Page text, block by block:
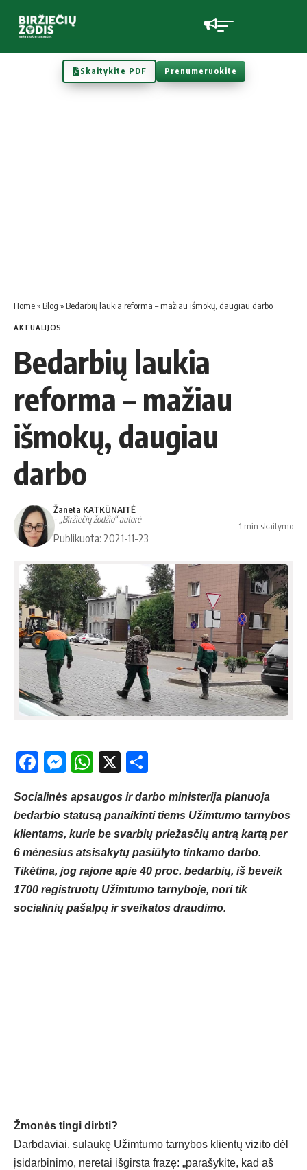
Skaitykite PDF Prenumeruokite
Home» Blog » Bedarbių laukia reforma – mažiau išmokų, daugiau darbo
AKTUALIJOS
Bedarbių laukia
reforma – mažiau
išmokų, daugiau
darbo
Žaneta KATKŪNAITĖ
- „Biržiečių žodžio“ autorė
Publikuota: 2021-11-23
1 min skaitymo
Facebook
Messenger
WhatsApp
X
Socialinės apsaugos ir darbo ministerija planuoja
bedarbio statusą panaikinti tiems Užimtumo tarnybos
klientams, kurie be svarbių priežasčių antrą kartą per
6 mėnesius atsisakytų pasiūlyto tinkamo darbo.
Tikėtina, jog rajone apie 40 proc. bedarbių, iš beveik
1700 registruotų Užimtumo tarnyboje, nori tik
socialinių pašalpų ir sveikatos draudimo.
Žmonės tingi dirbti?
Darbdaviai, sulaukę Užimtumo tarnybos klientų vizito dėl
įsidarbinimo, neretai išgirsta frazę: „parašykite, kad aš